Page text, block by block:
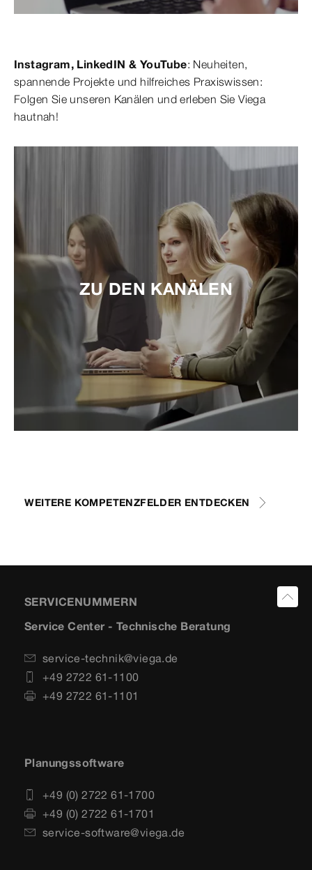
Instagram, LinkedIN & YouTube: Neuheiten,
spannende Projekte und hilfreiches Praxiswissen:
Folgen Sie unseren Kanälen und erleben Sie Viega
hautnah!
ZU DEN KANÄLEN
WEITERE KOMPETENZFELDER ENTDECKEN
SERVICENUMMERN
Service Center - Technische Beratung
service-technik@viega.de
+49 2722 61-1100
+49 2722 61-1101
Planungssoftware
+49 (0) 2722 61-1700
+49 (0) 2722 61-1701
service-software@viega.de